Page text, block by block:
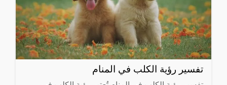
تفسير رؤية الكلب في المنام